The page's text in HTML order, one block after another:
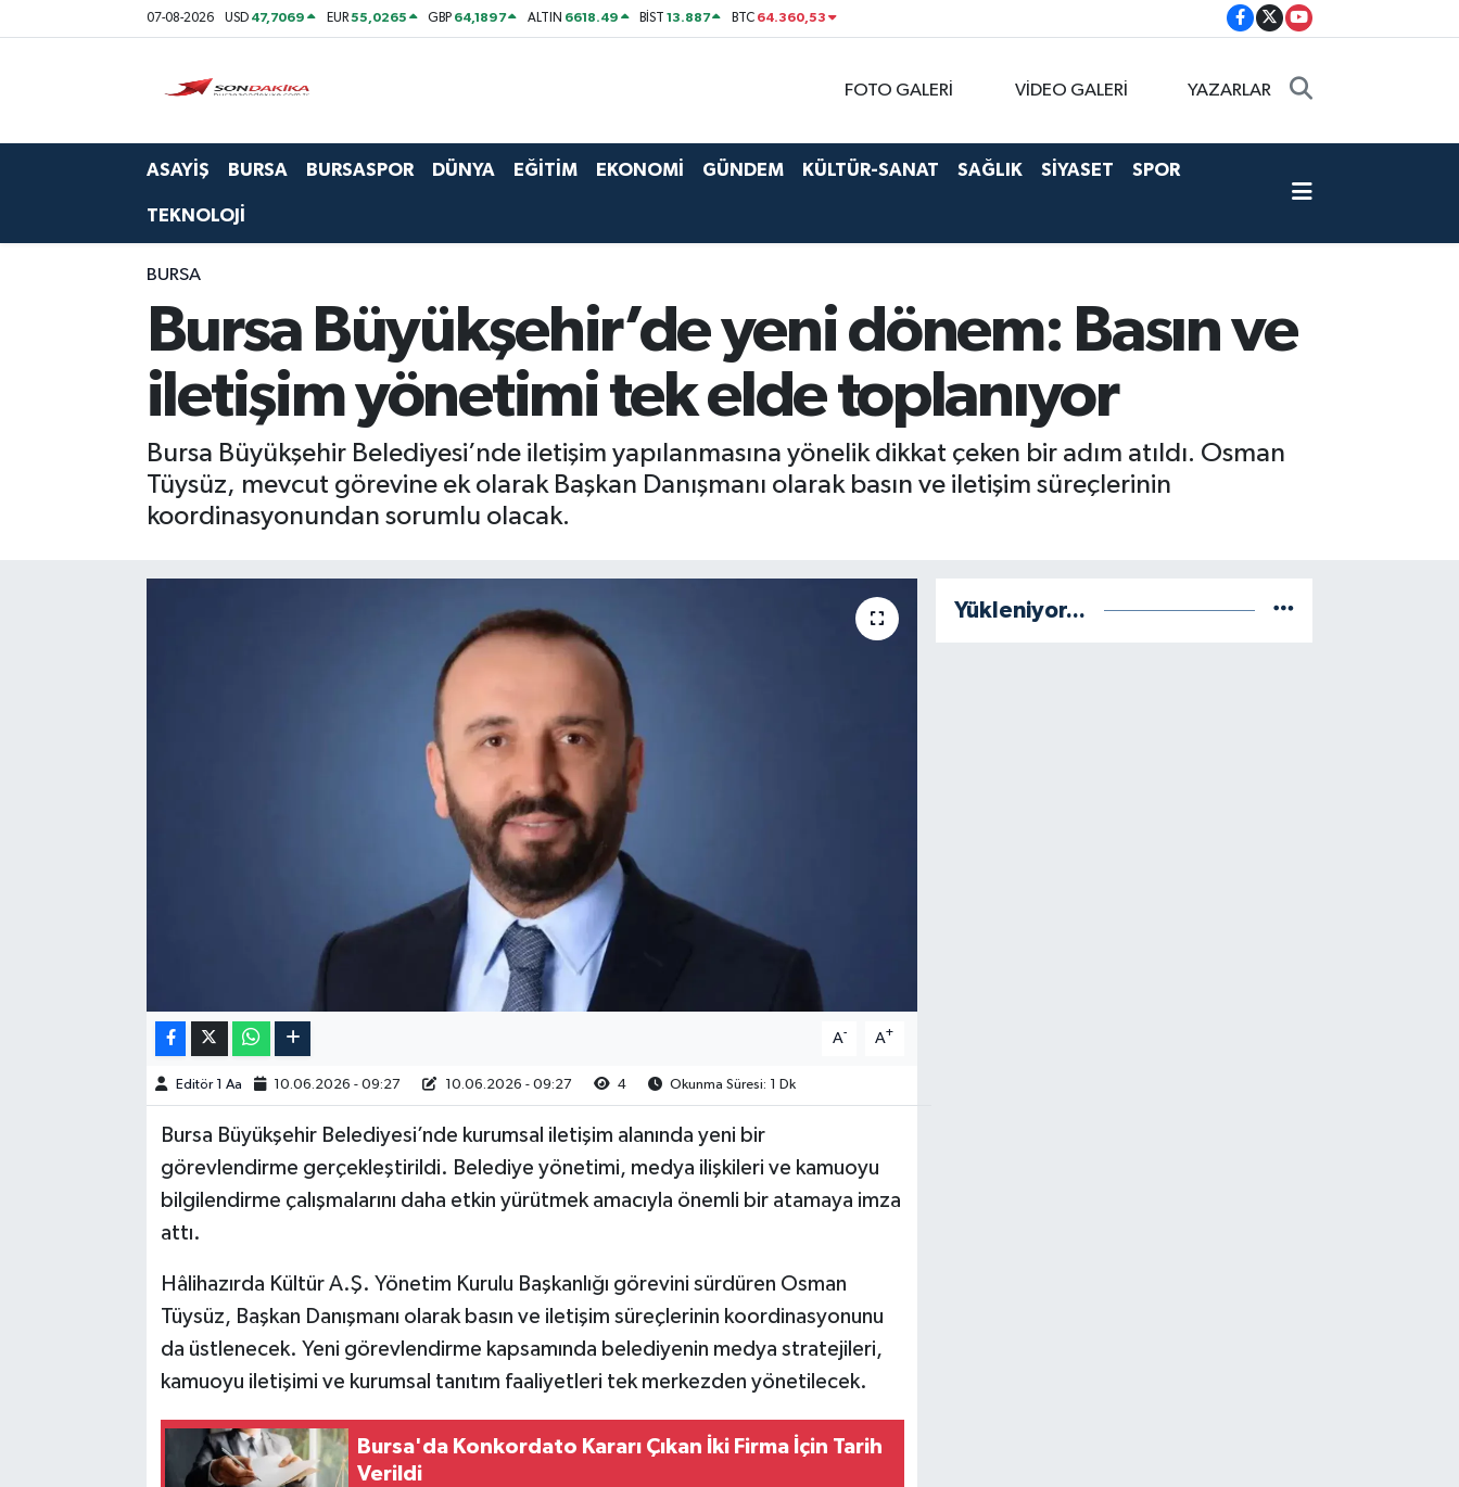
07-08-2026 USD 47,7069 EUR55,0265 GBP 64,1897 ALTIN 6618.49 BİST13.887 BTC 64.360,53
FOTO GALERİ VİDEO GALERİ YAZARLAR
ASAYİŞ BURSA BURSASPOR DÜNYA EĞİTİM EKONOMİ GÜNDEM KÜLTÜR-SANAT SAĞLIK SİYASET SPOR
TEKNOLOJİ
BURSA
Bursa Büyükşehir’de yeni dönem: Basın ve
iletişim yönetimi tek elde toplanıyor
Bursa Büyükşehir Belediyesi’nde iletişim yapılanmasına yönelik dikkat çeken bir adım atıldı. Osman
Tüysüz, mevcut görevine ek olarak Başkan Danışmanı olarak basın ve iletişim süreçlerinin
koordinasyonundan sorumlu olacak.
A- A+
Editör 1 Aa 10.06.2026 - 09:27 10.06.2026 - 09:27 4 Okunma Süresi: 1 Dk
Bursa Büyükşehir Belediyesi’nde kurumsal iletişim alanında yeni bir
görevlendirme gerçekleştirildi. Belediye yönetimi, medya ilişkileri ve kamuoyu
bilgilendirme çalışmalarını daha etkin yürütmek amacıyla önemli bir atamaya imza
attı.
Hâlihazırda Kültür A.Ş. Yönetim Kurulu Başkanlığı görevini sürdüren Osman
Tüysüz, Başkan Danışmanı olarak basın ve iletişim süreçlerinin koordinasyonunu
da üstlenecek. Yeni görevlendirme kapsamında belediyenin medya stratejileri,
kamuoyu iletişimi ve kurumsal tanıtım faaliyetleri tek merkezden yönetilecek.
Bursa'da Konkordato Kararı Çıkan İki Firma İçin Tarih
Verildi
Yükleniyor...
Ekonomi
Foto Galeri